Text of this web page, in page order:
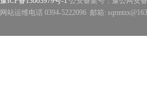
网站运维电话 0394-5222096 邮箱: